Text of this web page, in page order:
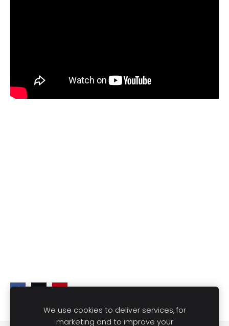
We use cookies to deliver services, for
marketing and to improve your